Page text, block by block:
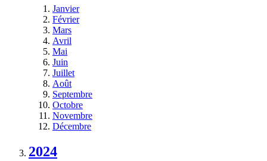
Janvier
Février
Mars
Avril
Mai
Juin
Juillet
Août
Septembre
Octobre
Novembre
Décembre
2024